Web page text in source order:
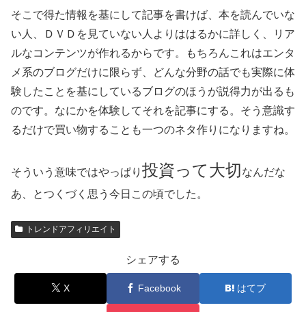
そこで得た情報を基にして記事を書けば、本を読んでいな
い人、ＤＶＤを見ていない人よりははるかに詳しく、リア
ルなコンテンツが作れるからです。もちろんこれはエンタ
メ系のブログだけに限らず、どんな分野の話でも実際に体
験したことを基にしているブログのほうが説得力が出るも
のです。なにかを体験してそれを記事にする。そう意識す
るだけで買い物することも一つのネタ作りになりますね。
そういう意味ではやっぱり 投資って大切なんだな
あ、とつくづく思う今日この頃でした。
トレンドアフィリエイト
シェアする
X Facebook はてブ